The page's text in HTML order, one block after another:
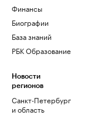
Финансы
Биографии
База знаний
РБК Образование
Новости
регионов
Санкт-Петербург
и область